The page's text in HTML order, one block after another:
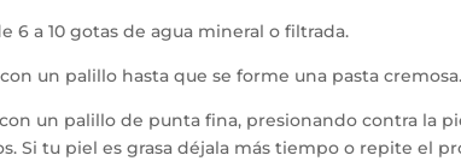
a 10 gotas de agua mineral o filtrada.
un palillo hasta que se forme una pasta cremosa.
un palillo de punta fina, presionando contra la
Si tu piel es grasa déjala más tiempo o repite el